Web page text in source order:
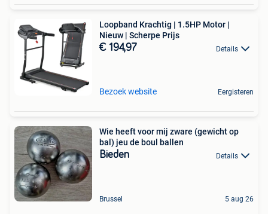
Loopband Krachtig | 1.5HP Motor |
Nieuw | Scherpe Prijs
€ 194,97 Details
Bezoek website Eergisteren
Wie heeft voor mij zware (gewicht op
bal) jeu de boul ballen
Bieden Details
Brussel 5 aug 26